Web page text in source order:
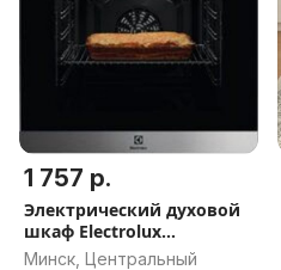
1 757 р.
Электрический духовой
шкаф Electrolux
COF6P76BX
Минск, Центральный